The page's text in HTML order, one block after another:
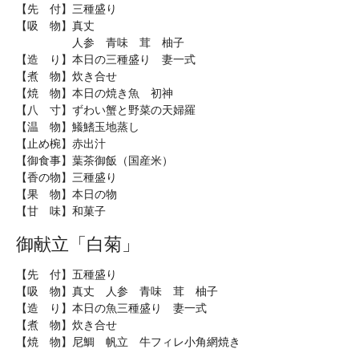
【先 付】三種盛り
【吸 物】真丈
人参 青味 茸 柚子
【造 り】本日の三種盛り 妻一式
【煮 物】炊き合せ
【焼 物】本日の焼き魚 初神
【八 寸】ずわい蟹と野菜の天婦羅
【温 物】鱶鰭玉地蒸し
【止め椀】赤出汁
【御食事】葉茶御飯（国産米）
【香の物】三種盛り
【果 物】本日の物
【甘 味】和菓子
御献立「白菊」
【先 付】五種盛り
【吸 物】真丈 人参 青味 茸 柚子
【造 り】本日の魚三種盛り 妻一式
【煮 物】炊き合せ
【焼 物】尼鯛 帆立 牛フィレ小角網焼き